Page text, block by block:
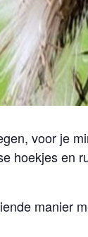
voor je
hoekjes en
manier